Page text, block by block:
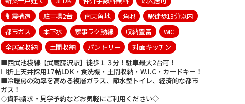
制震構造
駐車場2台 南東角地 角地
駅徒歩13分以内
都市ガス
本下水 家事ラク動線 収納豊富
WIC
全居室収納
土間収納 パントリー
対面キッチン
■西武池袋線【武蔵藤沢駅】徒歩１３分！駐車最大2台可！
□折上天井採用17帖LDK・食洗機・土間収納・W.I.C・カードキー！
■冷暖房の効率を高める複層ガラス、節水型トイレ、経済的な都市
ガス！
◇資料請求・見学予約などお気軽にご利用ください◇